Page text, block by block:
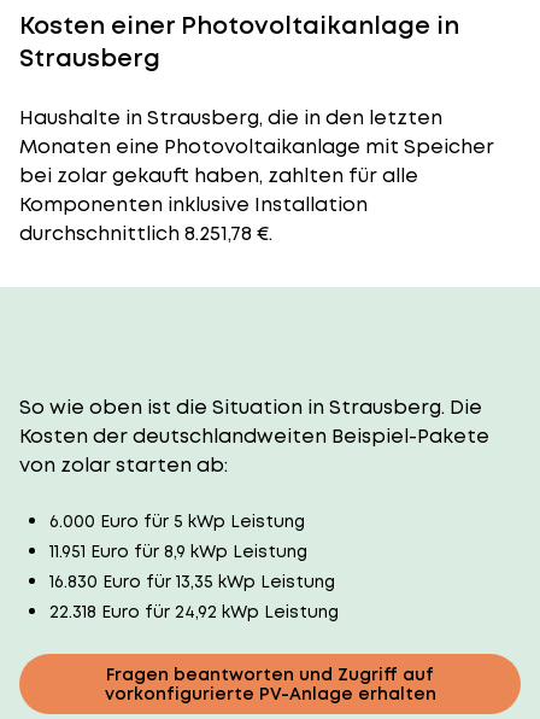
Kosten einer Photovoltaikanlage in
Strausberg
Haushalte in Strausberg, die in den letzten
Monaten eine Photovoltaikanlage mit Speicher
bei zolar gekauft haben, zahlten für alle
Komponenten inklusive Installation
durchschnittlich 8.251,78 €.
So wie oben ist die Situation in Strausberg. Die
Kosten der deutschlandweiten Beispiel-Pakete
von zolar starten ab:
6.000 Euro für 5 kWp Leistung
11.951 Euro für 8,9 kWp Leistung
16.830 Euro für 13,35 kWp Leistung
22.318 Euro für 24,92 kWp Leistung
Fragen beantworten und Zugriff auf
vorkonfigurierte PV-Anlage erhalten